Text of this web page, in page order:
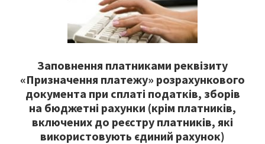
Заповнення платниками реквізиту
«Призначення платежу» розрахункового
документа при сплаті податків, зборів
на бюджетні рахунки (крім платників,
включених до реєстру платників, які
використовують єдиний рахунок)